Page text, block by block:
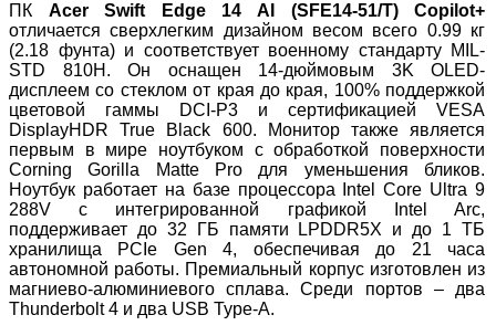
ПК Acer Swift Edge 14 AI (SFE14-51/T) Copilot+
отличается сверхлегким дизайном весом всего 0.99 кг
(2.18 фунта) и соответствует военному стандарту MIL-
STD 810H. Он оснащен 14-дюймовым 3K OLED-
дисплеем со стеклом от края до края, 100% поддержкой
цветовой гаммы DCI-P3 и сертификацией VESA
DisplayHDR True Black 600. Монитор также является
первым в мире ноутбуком с обработкой поверхности
Corning Gorilla Matte Pro для уменьшения бликов.
Ноутбук работает на базе процессора Intel Core Ultra 9
288V с интегрированной графикой Intel Arc,
поддерживает до 32 ГБ памяти LPDDR5X и до 1 ТБ
хранилища PCIe Gen 4, обеспечивая до 21 часа
автономной работы. Премиальный корпус изготовлен из
магниево-алюминиевого сплава. Среди портов – два
Thunderbolt 4 и два USB Type-A.